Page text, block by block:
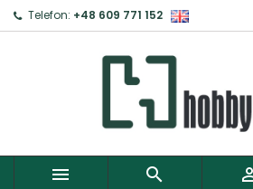
Telefon: +48 609 771 152
 